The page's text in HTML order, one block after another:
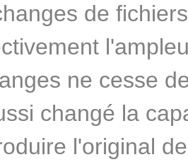
de
ne cesse
changé la
l'original